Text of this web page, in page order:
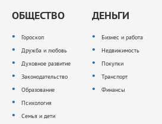
ОБЩЕСТВО
Гороскоп
Дружба и любовь
Духовное развитие
Законодательство
Образование
Психология
Семья и дети
ДЕНЬГИ
Бизнес и работа
Недвижимость
Покупки
Транспорт
Финансы